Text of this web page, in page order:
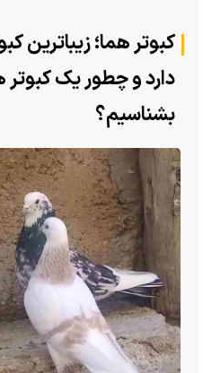
کبوتر هما؛ زیباترین
دارد و چطور یک
بشناسیم؟